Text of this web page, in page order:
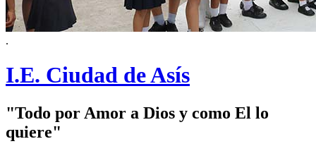
.
I.E. Ciudad de Asís
"Todo por Amor a Dios y como El lo
quiere"